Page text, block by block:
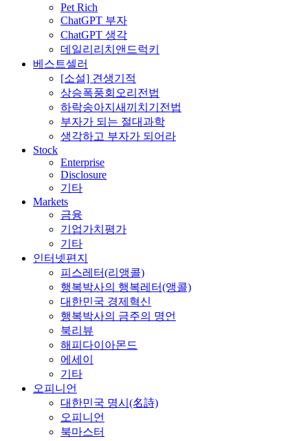
Pet Rich
ChatGPT 부자
ChatGPT 생각
데일리리치앤드럭키
베스트셀러
[소설] 견생기적
상승폭풍회오리전법
하락송아지새끼치기전법
부자가 되는 절대과학
생각하고 부자가 되어라
Stock
Enterprise
Disclosure
기타
Markets
금융
기업가치평가
기타
인터넷편지
피스레터(리앵콜)
행복박사의 행복레터(앵콜)
대한민국 경제혁신
행복박사의 금주의 명언
북리뷰
해피다이아몬드
에세이
기타
오피니언
대한민국 명시(名詩)
오피니언
북마스터